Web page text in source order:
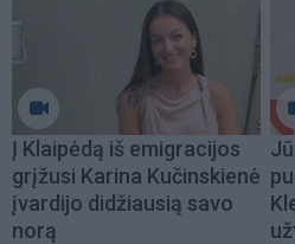
Į Klaipėdą iš emigracijos
grįžusi Karina Kučinskienė
įvardijo didžiausią savo
norą